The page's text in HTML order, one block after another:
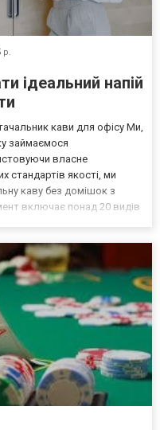
р.
ідеальний напій
кави для офісу Ми,
займаємося
власне
стандартів якості, ми
каву без домішок з
включає понад 20 видів